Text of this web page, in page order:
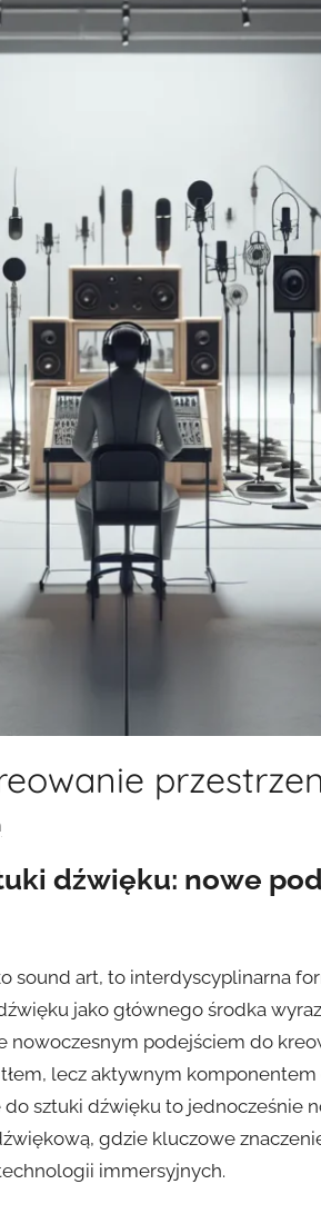
dźwięku: nowe
sound art, to interdyscyplinarna
jako głównego środka
nowoczesnym podejściem do
lecz aktywnym
sztuki dźwięku to jednocześnie
gdzie kluczowe
immersyjnych.